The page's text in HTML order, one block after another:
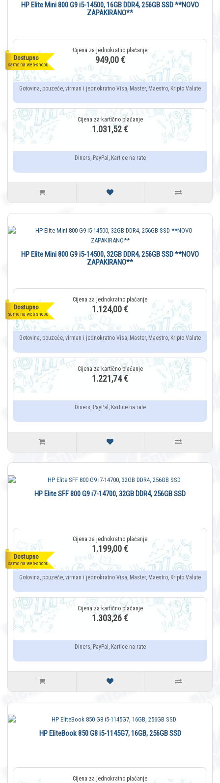
Dostupno
samo na web-shopu
HP Elite Mini 800 G9 i5-14500, 16GB DDR4, 256GB SSD **NOVO
ZAPAKIRANO**
949,00 €
Gotovina, pouzeće, virman i jednokratno Visa, Master, Maestro, Kripto Valute
1.031,52 €
Diners, PayPal, Kartice na rate
Dostupno
samo na web-shopu
HP Elite Mini 800 G9 i5-14500, 32GB DDR4, 256GB SSD **NOVO
ZAPAKIRANO**
1.124,00 €
Gotovina, pouzeće, virman i jednokratno Visa, Master, Maestro, Kripto Valute
1.221,74 €
Diners, PayPal, Kartice na rate
Dostupno
samo na web-shopu
HP Elite SFF 800 G9 i7-14700, 32GB DDR4, 256GB SSD
1.199,00 €
Gotovina, pouzeće, virman i jednokratno Visa, Master, Maestro, Kripto Valute
1.303,26 €
Diners, PayPal, Kartice na rate
HP EliteBook 850 G8 i5-1145G7, 16GB, 256GB SSD